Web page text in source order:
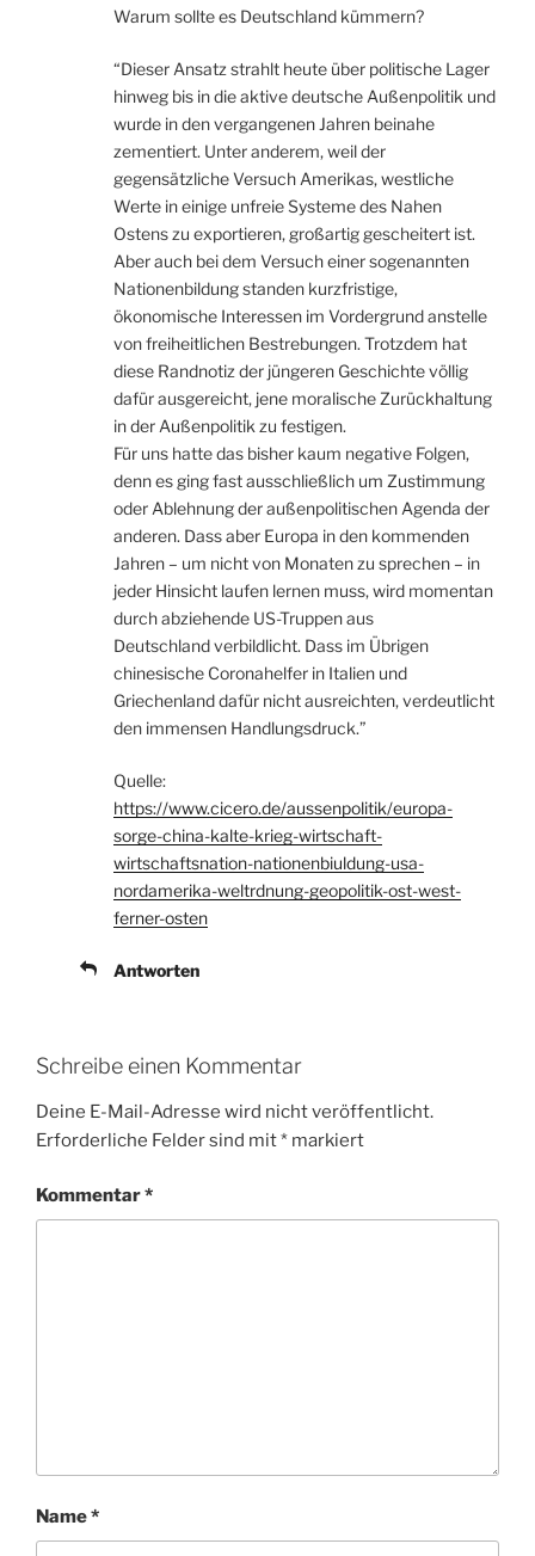
Warum sollte es Deutschland kümmern?
“Dieser Ansatz strahlt heute über politische Lager
hinweg bis in die aktive deutsche Außenpolitik und
wurde in den vergangenen Jahren beinahe
zementiert. Unter anderem, weil der
gegensätzliche Versuch Amerikas, westliche
Werte in einige unfreie Systeme des Nahen
Ostens zu exportieren, großartig gescheitert ist.
Aber auch bei dem Versuch einer sogenannten
Nationenbildung standen kurzfristige,
ökonomische Interessen im Vordergrund anstelle
von freiheitlichen Bestrebungen. Trotzdem hat
diese Randnotiz der jüngeren Geschichte völlig
dafür ausgereicht, jene moralische Zurückhaltung
in der Außenpolitik zu festigen.
Für uns hatte das bisher kaum negative Folgen,
denn es ging fast ausschließlich um Zustimmung
oder Ablehnung der außenpolitischen Agenda der
anderen. Dass aber Europa in den kommenden
Jahren – um nicht von Monaten zu sprechen – in
jeder Hinsicht laufen lernen muss, wird momentan
durch abziehende US-Truppen aus
Deutschland verbildlicht. Dass im Übrigen
chinesische Coronahelfer in Italien und
Griechenland dafür nicht ausreichten, verdeutlicht
den immensen Handlungsdruck.”
Quelle:
https://www.cicero.de/aussenpolitik/europa-
sorge-china-kalte-krieg-wirtschaft-
wirtschaftsnation-nationenbiuldung-usa-
nordamerika-weltrdnung-geopolitik-ost-west-
ferner-osten
Antworten
Schreibe einen Kommentar
Deine E-Mail-Adresse wird nicht veröffentlicht.
Erforderliche Felder sind mit* markiert
Kommentar*
Name*